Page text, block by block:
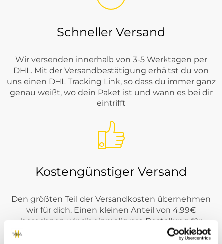
Schneller Versand
Wir versenden innerhalb von 3-5 Werktagen per
DHL. Mit der Versandbestätigung erhältst du von
uns einen DHL Tracking Link, so dass du immer ganz
genau weißt, wo dein Paket ist und wann es bei dir
eintrifft
Kostengünstiger Versand
Den größten Teil der Versandkosten übernehmen
wir für dich. Einen kleinen Anteil von 4,99€
berechnen wir dir einmalig pro Bestellung für
angefallene Porto- und Verpackungskosten. Der